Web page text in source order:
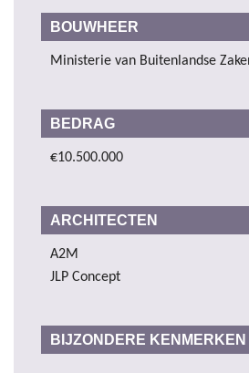
BOUWHEER
Ministerie van Buitenlandse
BEDRAG
€10.500.000
ARCHITECTEN
A2M
JLP Concept
BIJZONDERE KENMERKEN